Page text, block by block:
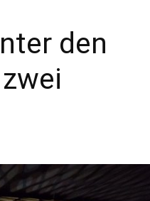
den